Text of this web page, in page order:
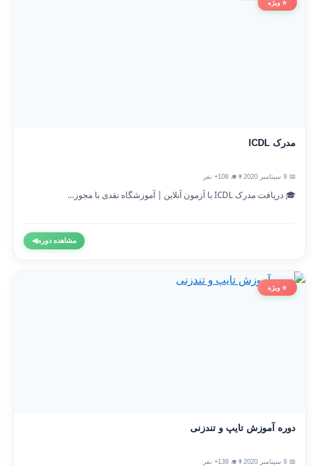
⭐ ویژه
مدرک ICDL
👨‍🎓 108+ نفر
🎓 دریافت مدرک ICDL با آزمون آنلاین | آموزشگاه نقدی با مجوز...
مشاهده دوره◀
⭐ ویژه
دوره آموزش تایپ و تندزنی
👨‍🎓 139+ نفر